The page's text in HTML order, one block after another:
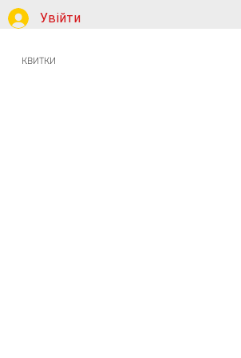
Увійти
КВИТКИ